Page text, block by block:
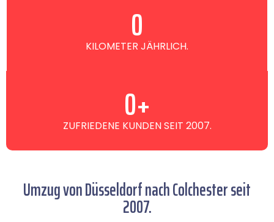
KILOMETER JÄHRLICH.
0
ZUFRIEDENE KUNDEN SEIT 2007.
0+
Umzug von Düsseldorf nach Colchester seit
2007.